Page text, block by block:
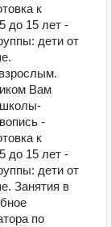
к
до 15 лет -
дети от
Вам
школы-
-
к
до 15 лет -
дети от
Занятия в
по